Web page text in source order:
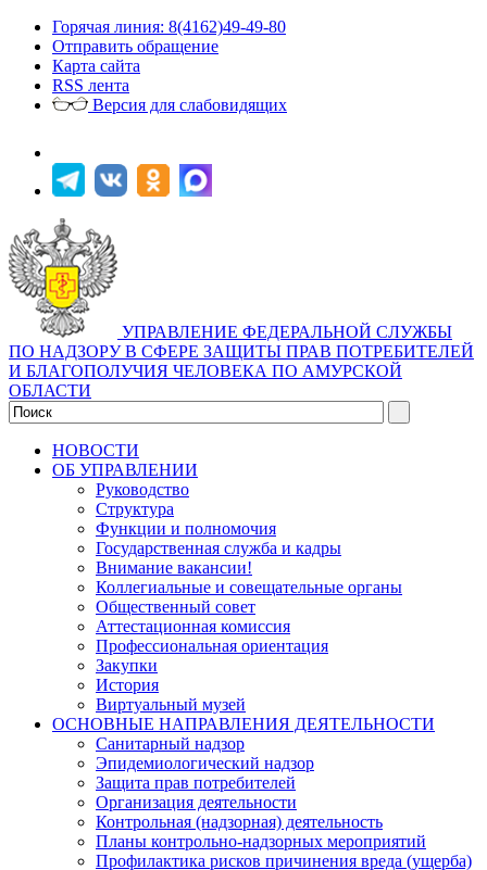
Горячая линия: 8(4162)49-49-80
Отправить обращение
Карта сайта
RSS лента
Версия для слабовидящих
УПРАВЛЕНИЕ ФЕДЕРАЛЬНОЙ СЛУЖБЫ
ПО НАДЗОРУ В СФЕРЕ ЗАЩИТЫ ПРАВ ПОТРЕБИТЕЛЕЙ
И БЛАГОПОЛУЧИЯ ЧЕЛОВЕКА ПО АМУРСКОЙ
ОБЛАСТИ
НОВОСТИ
ОБ УПРАВЛЕНИИ
Руководство
Структура
Функции и полномочия
Государственная служба и кадры
Внимание вакансии!
Коллегиальные и совещательные органы
Общественный совет
Аттестационная комиссия
Профессиональная ориентация
Закупки
История
Виртуальный музей
ОСНОВНЫЕ НАПРАВЛЕНИЯ ДЕЯТЕЛЬНОСТИ
Санитарный надзор
Эпидемиологический надзор
Защита прав потребителей
Организация деятельности
Контрольная (надзорная) деятельность
Планы контрольно-надзорных мероприятий
Профилактика рисков причинения вреда (ущерба)